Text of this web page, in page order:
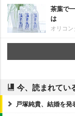
茶葉で
は
オリコ
今、読まれてい
戸塚純貴、結婚を発